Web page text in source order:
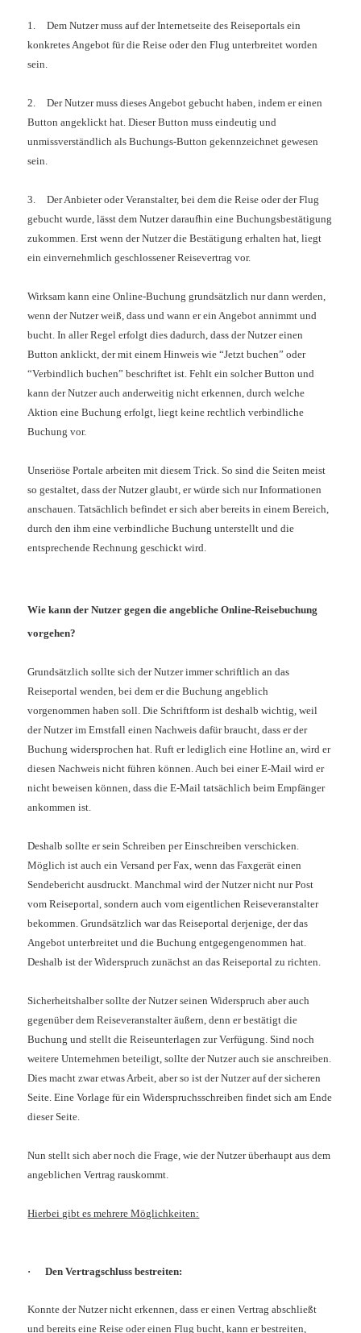
1.
Dem Nutzer muss auf der Internetseite des Reiseportals ein
konkretes Angebot für die Reise oder den Flug unterbreitet worden
sein.
2.
Der Nutzer muss dieses Angebot gebucht haben, indem er einen
Button angeklickt hat. Dieser Button muss eindeutig und
unmissverständlich als Buchungs-Button gekennzeichnet gewesen
sein.
3.
Der Anbieter oder Veranstalter, bei dem die Reise oder der Flug
gebucht wurde, lässt dem Nutzer daraufhin eine Buchungsbestätigung
zukommen. Erst wenn der Nutzer die Bestätigung erhalten hat, liegt
ein einvernehmlich geschlossener Reisevertrag vor.
Wirksam kann eine Online-Buchung grundsätzlich nur dann werden,
wenn der Nutzer weiß, dass und wann er ein Angebot annimmt und
bucht. In aller Regel erfolgt dies dadurch, dass der Nutzer einen
Button anklickt, der mit einem Hinweis wie “Jetzt buchen” oder
“Verbindlich buchen” beschriftet ist. Fehlt ein solcher Button und
kann der Nutzer auch anderweitig nicht erkennen, durch welche
Aktion eine Buchung erfolgt, liegt keine rechtlich verbindliche
Buchung vor.
Unseriöse Portale arbeiten mit diesem Trick. So sind die Seiten meist
so gestaltet, dass der Nutzer glaubt, er würde sich nur Informationen
anschauen. Tatsächlich befindet er sich aber bereits in einem Bereich,
durch den ihm eine verbindliche Buchung unterstellt und die
entsprechende Rechnung geschickt wird.
Wie kann der Nutzer gegen die angebliche Online-Reisebuchung
vorgehen?
Grundsätzlich sollte sich der Nutzer immer schriftlich an das
Reiseportal wenden, bei dem er die Buchung angeblich
vorgenommen haben soll. Die Schriftform ist deshalb wichtig, weil
der Nutzer im Ernstfall einen Nachweis dafür braucht, dass er der
Buchung widersprochen hat. Ruft er lediglich eine Hotline an, wird er
diesen Nachweis nicht führen können. Auch bei einer E-Mail wird er
nicht beweisen können, dass die E-Mail tatsächlich beim Empfänger
ankommen ist.
Deshalb sollte er sein Schreiben per Einschreiben verschicken.
Möglich ist auch ein Versand per Fax, wenn das Faxgerät einen
Sendebericht ausdruckt. Manchmal wird der Nutzer nicht nur Post
vom Reiseportal, sondern auch vom eigentlichen Reiseveranstalter
bekommen. Grundsätzlich war das Reiseportal derjenige, der das
Angebot unterbreitet und die Buchung entgegengenommen hat.
Deshalb ist der Widerspruch zunächst an das Reiseportal zu richten.
Sicherheitshalber sollte der Nutzer seinen Widerspruch aber auch
gegenüber dem Reiseveranstalter äußern, denn er bestätigt die
Buchung und stellt die Reiseunterlagen zur Verfügung. Sind noch
weitere Unternehmen beteiligt, sollte der Nutzer auch sie anschreiben.
Dies macht zwar etwas Arbeit, aber so ist der Nutzer auf der sicheren
Seite. Eine Vorlage für ein Widerspruchsschreiben findet sich am Ende
dieser Seite.
Nun stellt sich aber noch die Frage, wie der Nutzer überhaupt aus dem
angeblichen Vertrag rauskommt.
Hierbei gibt es mehrere Möglichkeiten:
· Den Vertragschluss bestreiten:
Konnte der Nutzer nicht erkennen, dass er einen Vertrag abschließt
und bereits eine Reise oder einen Flug bucht, kann er bestreiten,